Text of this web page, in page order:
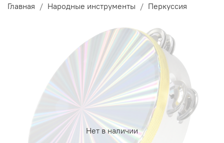
Главная Народные инструменты Перкуссия
Нет в наличии